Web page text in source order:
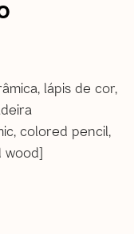
prévio)
lápis de cor,
colored pencil,
wood]